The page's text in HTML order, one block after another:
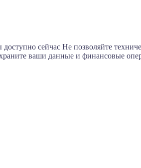
доступно сейчас Не позволяйте
ваши данные и финансовые